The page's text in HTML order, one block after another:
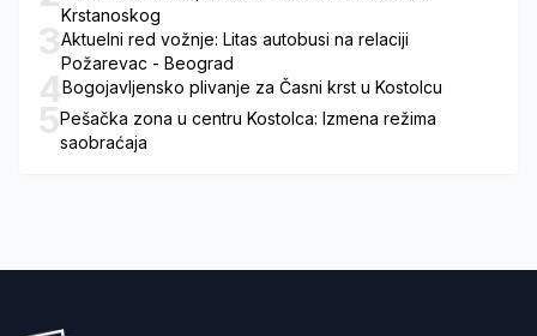
Krstanoskog
3Aktuelni red vožnje: Litas autobusi na relaciji
Požarevac - Beograd
4Bogojavljensko plivanje za Časni krst u Kostolcu
5Pešačka zona u centru Kostolca: Izmena režima
saobraćaja